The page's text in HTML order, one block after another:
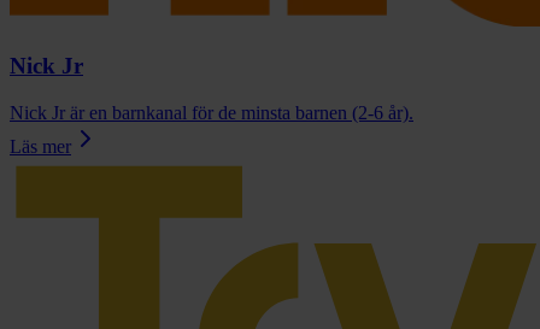
Nick Jr
Nick Jr är en barnkanal för de minsta barnen (2-6 år).
Läs mer